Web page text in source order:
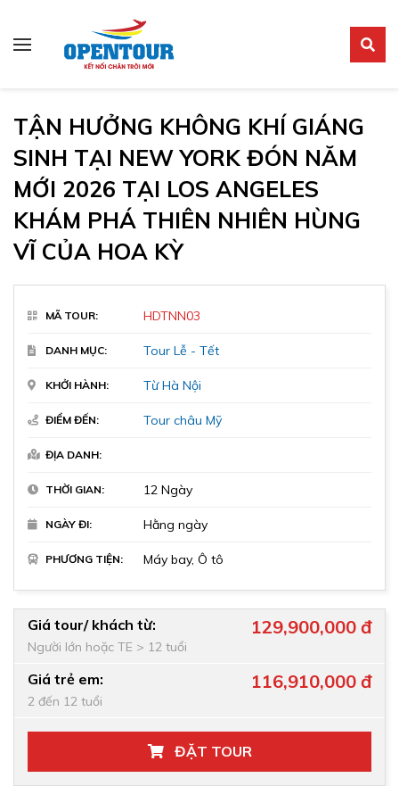
Tour châu Mỹ
TẬN HƯỞNG KHÔNG KHÍ GIÁNG
SINH TẠI NEW YORK ĐÓN NĂM
MỚI 2026 TẠI LOS ANGELES
KHÁM PHÁ THIÊN NHIÊN HÙNG
VĨ CỦA HOA KỲ
MÃ TOUR: HDTNN03
DANH MỤC: Tour Lễ - Tết
KHỞI HÀNH: Từ Hà Nội
ĐIỂM ĐẾN: Tour châu Mỹ
ĐỊA DANH:
THỜI GIAN: 12 Ngày
NGÀY ĐI: Hằng ngày
PHƯƠNG TIỆN: Máy bay, Ô tô
Giá tour/ khách từ:
Người lớn hoặc TE > 12 tuổi
129,900,000 đ
Giá trẻ em:
2 đến 12 tuổi
116,910,000 đ
ĐẶT TOUR